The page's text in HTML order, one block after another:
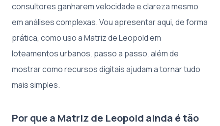
consultores ganharem velocidade e clareza mesmo
em análises complexas. Vou apresentar aqui, de forma
prática, como uso a Matriz de Leopold em
loteamentos urbanos, passo a passo, além de
mostrar como recursos digitais ajudam a tornar tudo
mais simples.
Por que a Matriz de Leopold ainda é tão